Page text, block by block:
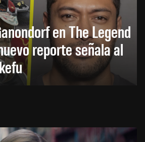
en The Legend
reporte señala al